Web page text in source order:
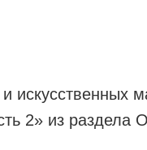
2» из раздела